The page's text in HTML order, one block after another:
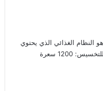
النظام الغذائي الذي يحتوي
على 1200 سعرة حرارية؟برنامج غذائي للتخسيس: 1200 سعرة